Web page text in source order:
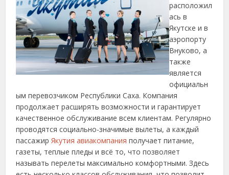
расположил
ась в
Якутске и в
аэропорту
Внуково, а
также
является
официальн
ым перевозчиком Республики Саха. Компания
продолжает расширять возможности и гарантирует
качественное обслуживание всем клиентам. Регулярно
проводятся социально-значимые вылеты, а каждый
пассажирЯкутия авиакомпания получает питание,
газеты, теплые пледы и всё то, что позволяет
называть перелеты максимально комфортными. Здесь